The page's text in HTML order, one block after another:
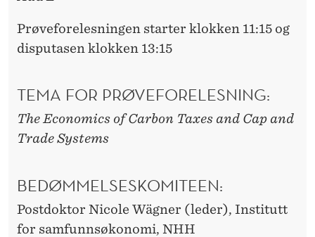
Prøveforelesningen starter klokken 11:15 og
disputasen klokken 13:15
TEMA FOR PRØVEFORELESNING:
The Economics of Carbon Taxes and Cap and
Trade Systems
BEDØMMELSESKOMITEEN:
Postdoktor Nicole Wägner (leder), Institutt
for samfunnsøkonomi, NHH